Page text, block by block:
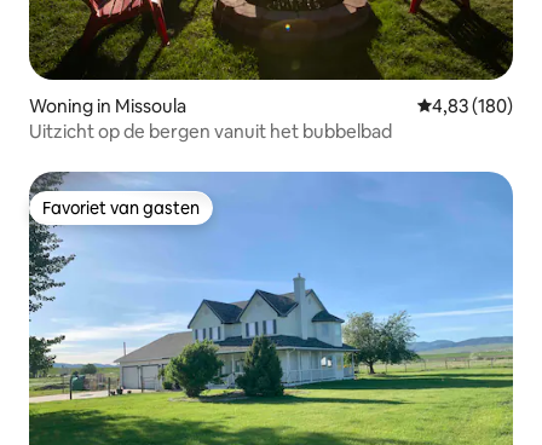
Woning in Missoula Gemiddelde
4,83 (180)
Uitzicht op de bergen vanuit het bubbelbad
Favoriet van gasten
Favoriet van gasten